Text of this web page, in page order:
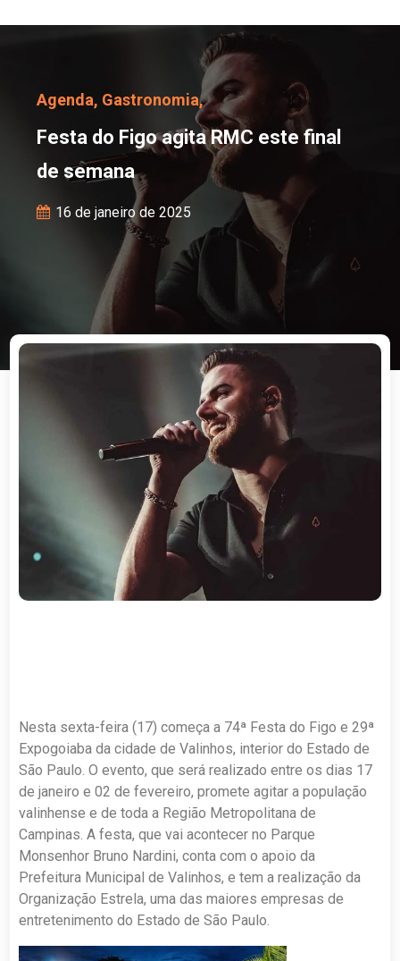
Festa do Figo agita
Agenda, Gastronomia,
Festa do Figo agita RMC este final
de semana
16 de janeiro de 2025
Nesta sexta-feira (17) começa a 74ª Festa do Figo e 29ª
Expogoiaba da cidade de Valinhos, interior do Estado de
São Paulo. O evento, que será realizado entre os dias 17
de janeiro e 02 de fevereiro, promete agitar a população
valinhense e de toda a Região Metropolitana de
Campinas. A festa, que vai acontecer no Parque
Monsenhor Bruno Nardini, conta com o apoio da
Prefeitura Municipal de Valinhos, e tem a realização da
Organização Estrela, uma das maiores empresas de
entretenimento do Estado de São Paulo.